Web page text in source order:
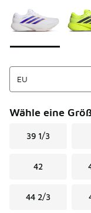
Wähle eine
39 1/3
42
44 2/3